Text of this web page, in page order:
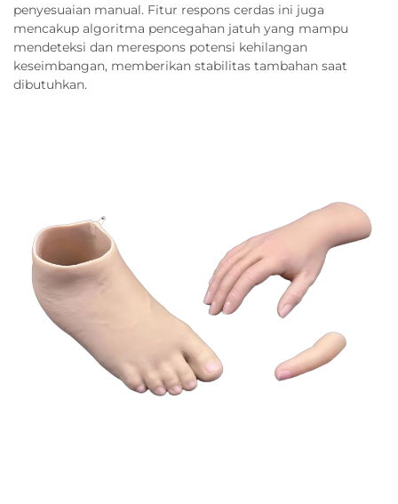
penyesuaian manual. Fitur respons cerdas ini juga
mencakup algoritma pencegahan jatuh yang mampu
mendeteksi dan merespons potensi kehilangan
keseimbangan, memberikan stabilitas tambahan saat
dibutuhkan.